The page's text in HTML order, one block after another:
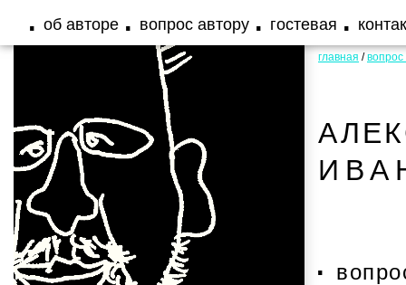
об авторе вопрос автору гостевая
главная / вопрос